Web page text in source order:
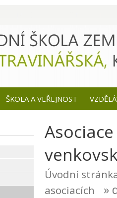
ŠKOLA A VEŘEJNOST
Úvodní
asociacích
»